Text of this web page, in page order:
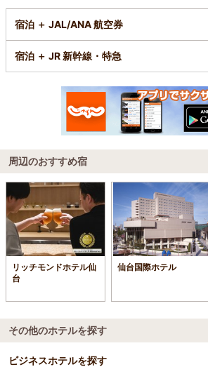
宿泊 ＋ JAL/ANA 航空券
宿泊 ＋ JR 新幹線・特急
周辺のおすすめ宿
リッチモンドホテル仙
台
仙台国際ホテル
その他のホテルを探す
ビジネスホテルを探す